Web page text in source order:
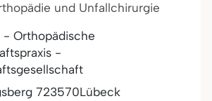
und Unfallchirurgie
- Orthopädische
-
723570Lübeck